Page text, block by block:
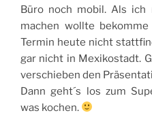
Büro noch mobil. Als
machen wollte
Termin heute nicht
gar nicht in Mexikostadt.
verschieben den
Dann geht´s los zum
was kochen.